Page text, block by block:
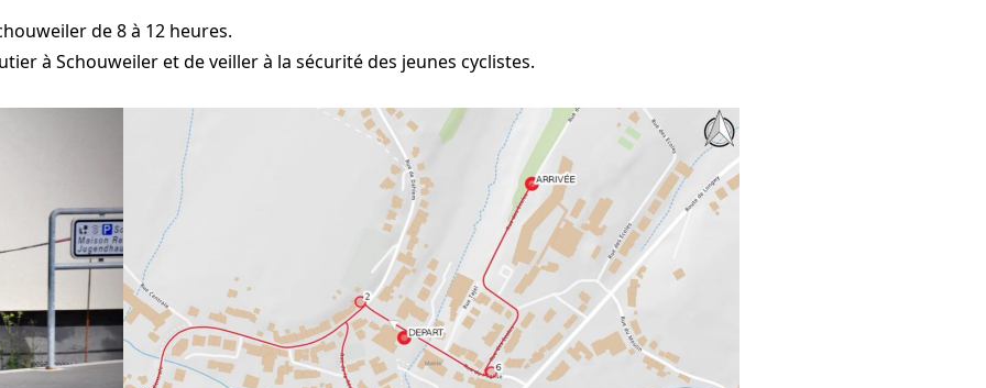
de 8 à 12 heures.
à Schouweiler et de veiller à la sécurité des jeunes cyclistes.